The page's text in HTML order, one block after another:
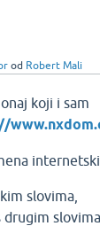
od Robert Mali
koji i sam
slovima,
drugim slovima,